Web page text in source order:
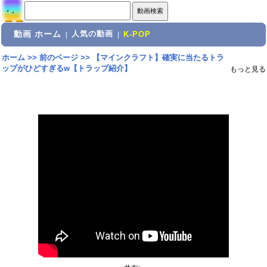
動画 ホーム 人気の動画 K-POP
ホーム>> 前のページ>>
【マインクラフト】確実に当たるトラ
ップがひどすぎるw【トラップ紹介】
もっと見る